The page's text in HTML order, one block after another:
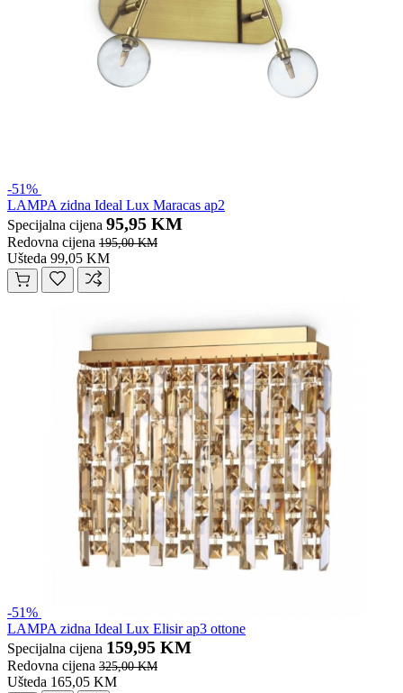
-51%
LAMPA zidna Ideal Lux Maracas ap2
Specijalna cijena 95,95 KM
Redovna cijena 195,00 KM
Ušteda 99,05 KM
-51%
LAMPA zidna Ideal Lux Elisir ap3 ottone
Specijalna cijena 159,95 KM
Redovna cijena 325,00 KM
Ušteda 165,05 KM